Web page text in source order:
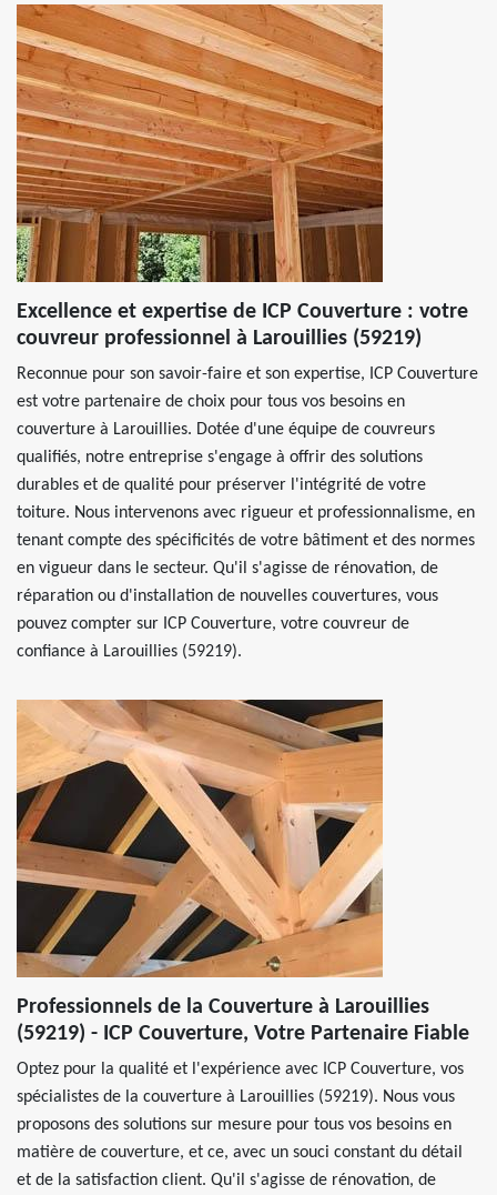
Excellence et expertise de ICP Couverture : votre
couvreur professionnel à Larouillies (59219)
Reconnue pour son savoir-faire et son expertise, ICP Couverture
est votre partenaire de choix pour tous vos besoins en
couverture à Larouillies. Dotée d'une équipe de couvreurs
qualifiés, notre entreprise s'engage à offrir des solutions
durables et de qualité pour préserver l'intégrité de votre
toiture. Nous intervenons avec rigueur et professionnalisme, en
tenant compte des spécificités de votre bâtiment et des normes
en vigueur dans le secteur. Qu'il s'agisse de rénovation, de
réparation ou d'installation de nouvelles couvertures, vous
pouvez compter sur ICP Couverture, votre couvreur de
confiance à Larouillies (59219).
Professionnels de la Couverture à Larouillies
(59219) - ICP Couverture, Votre Partenaire Fiable
Optez pour la qualité et l'expérience avec ICP Couverture, vos
spécialistes de la couverture à Larouillies (59219). Nous vous
proposons des solutions sur mesure pour tous vos besoins en
matière de couverture, et ce, avec un souci constant du détail
et de la satisfaction client. Qu'il s'agisse de rénovation, de